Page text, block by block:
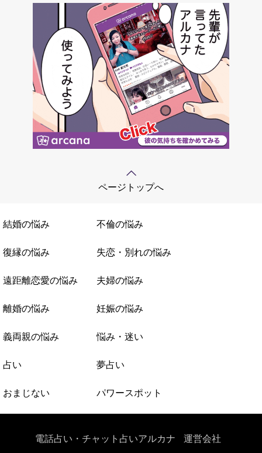
ページトップへ
結婚の悩み 不倫の悩み
復縁の悩み 失恋・別れの悩み
遠距離恋愛の悩み 夫婦の悩み
離婚の悩み 妊娠の悩み
義両親の悩み 悩み・迷い
占い 夢占い
おまじない パワースポット
電話占い・チャット占いアルカナ 運営会社